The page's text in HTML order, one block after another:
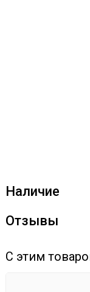
Наличие
Отзывы
С этим